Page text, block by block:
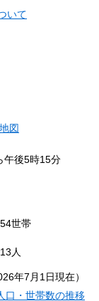
いて
地図
午後5時15分
世帯
人
年7月1日現在）
口・世帯数の推移